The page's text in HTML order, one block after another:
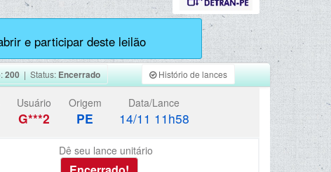
e participar deste leilão
200 | Status:Encerrado Histório de lances
Usuário
G***2
Origem
PE
Data/Lance
14/11 11h58
Dê seu lance unitário